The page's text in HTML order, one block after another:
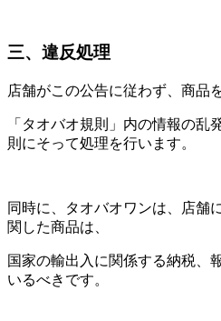
三、違反処理
店舗がこの公告に従わず、商品
「タオバオ規則」内の情報の乱
則にそって処理を行います。
同時に、タオバオワンは、店舗
関した商品は、
国家の輸出入に関係する納税、
いるべきです。